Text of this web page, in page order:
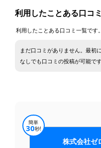
利用したことある口コ
利用したことある口コミ一覧です。
まだ口コミがありません。最初
なしでも口コミの投稿が可能です
簡単
30秒!
株式会社ゼ